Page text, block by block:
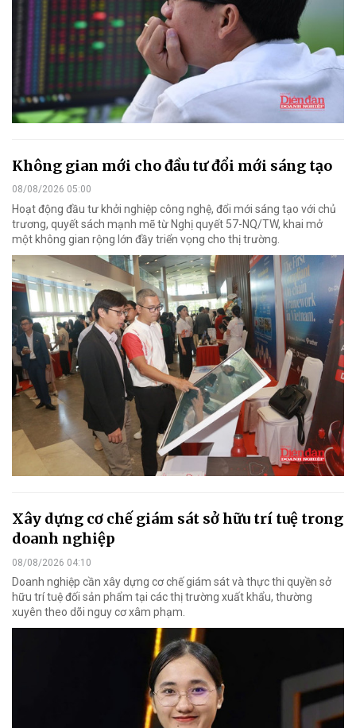
Không gian mới cho đầu tư đổi mới sáng tạo
08/08/2026 05:00
Hoạt động đầu tư khởi nghiệp công nghệ, đổi mới sáng tạo với chủ
trương, quyết sách mạnh mẽ từ Nghị quyết 57-NQ/TW, khai mở
một không gian rộng lớn đầy triển vọng cho thị trường.
Xây dựng cơ chế giám sát sở hữu trí tuệ trong
doanh nghiệp
08/08/2026 04:10
Doanh nghiệp cần xây dựng cơ chế giám sát và thực thi quyền sở
hữu trí tuệ đối sản phẩm tại các thị trường xuất khẩu, thường
xuyên theo dõi nguy cơ xâm phạm.